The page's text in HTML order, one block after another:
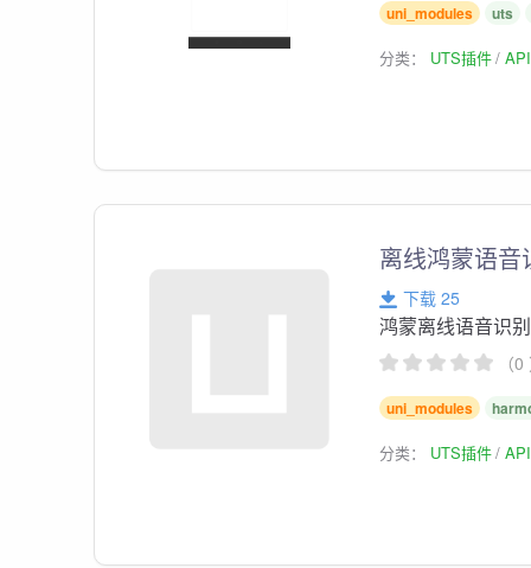
uni_modules uts
分类： UTS插件
离线鸿蒙语音
下载 25
鸿蒙离线语音识
（
uni_modules
分类： UTS插件